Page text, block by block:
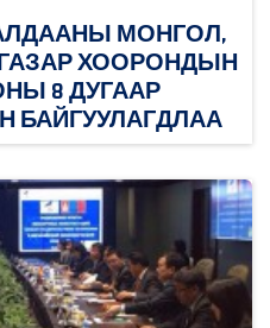
МОНГОЛ,
ХООРОНДЫН
8 ДУГААР
БАЙГУУЛАГДЛАА
0